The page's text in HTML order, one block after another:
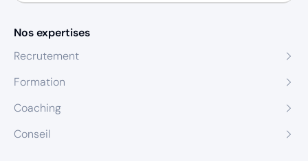
Nos expertises
Recrutement
Formation
Coaching
Conseil